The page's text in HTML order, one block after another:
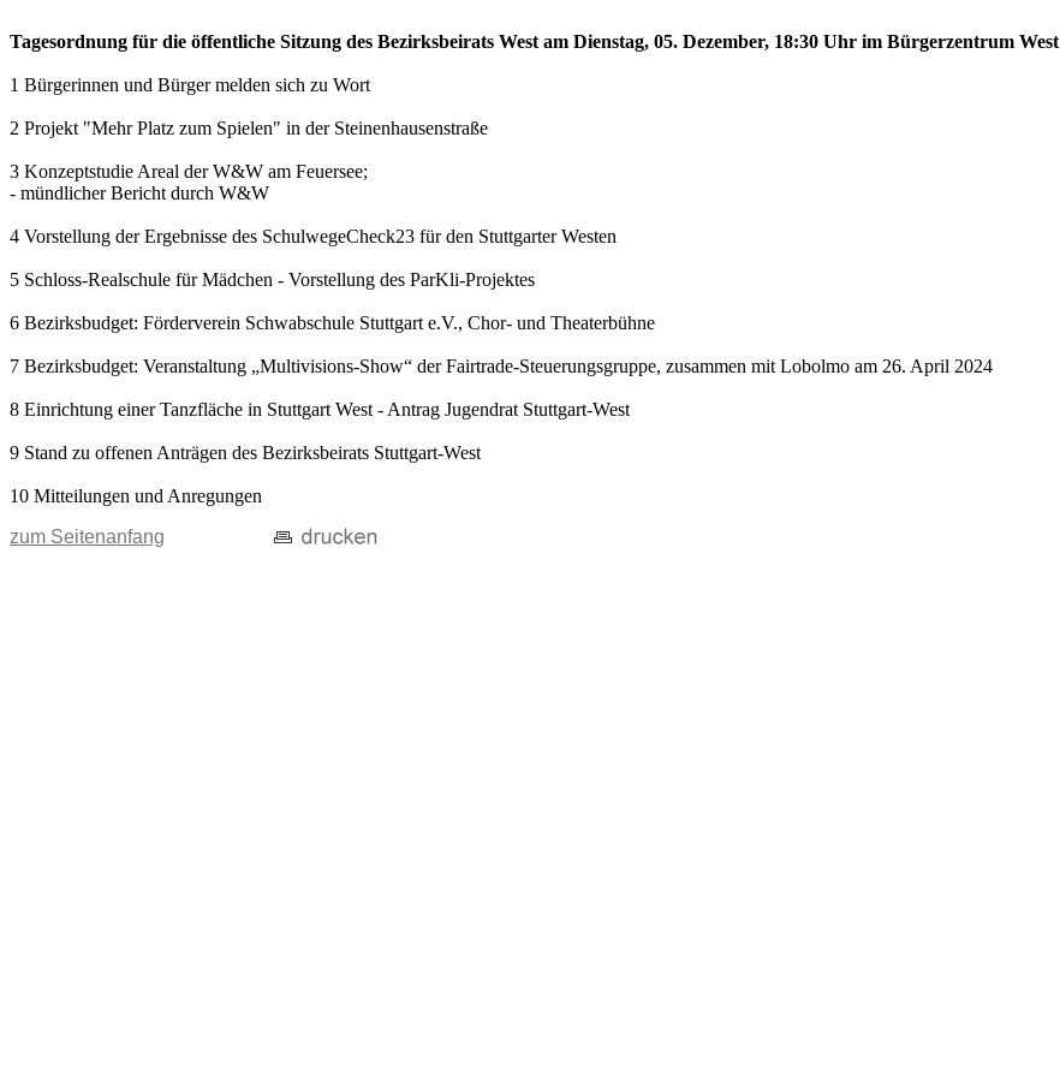
Tagesordnung für die öffentliche Sitzung des Bezirksbeirats West am Dienstag, 05. Dezember, 18:30 Uhr im Bürgerzentrum West
1 Bürgerinnen und Bürger melden sich zu Wort
2 Projekt "Mehr Platz zum Spielen" in der Steinenhausenstraße
3 Konzeptstudie Areal der W&W am Feuersee;
- mündlicher Bericht durch W&W
4 Vorstellung der Ergebnisse des SchulwegeCheck23 für den Stuttgarter Westen
5 Schloss-Realschule für Mädchen - Vorstellung des ParKli-Projektes
6 Bezirksbudget: Förderverein Schwabschule Stuttgart e.V., Chor- und Theaterbühne
7 Bezirksbudget: Veranstaltung „Multivisions-Show“ der Fairtrade-Steuerungsgruppe, zusammen mit Lobolmo am 26. April 2024
8 Einrichtung einer Tanzfläche in Stuttgart West - Antrag Jugendrat Stuttgart-West
9 Stand zu offenen Anträgen des Bezirksbeirats Stuttgart-West
10 Mitteilungen und Anregungen
zum Seitenanfang